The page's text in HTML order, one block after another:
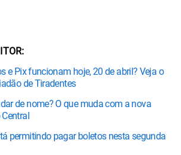
e Pix funcionam hoje, 20 de abril? Veja o
de Tiradentes
de nome? O que muda com a nova
permitindo pagar boletos nesta segunda